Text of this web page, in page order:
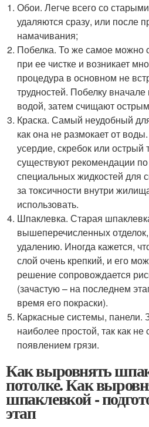
Обои. Легче всего со
удаляются сразу, или после
намачивания;
Побелка. То же самое можно
при ее чистке и возникает
процедура в основном не
трудностей. Побелку
водой, затем счищают
Краска. Самый неудобный
как она не размокает от
усердие, скребок или острый
существуют рекомендации
специальных жидкостей для
за токсичности внутри
использовать.
Шпаклевка. Старая
вышеперечисленных
удалению. Иногда кажется,
слой очень крепкий, и его
решение сопровождается
(зачастую – на последнем
время его покраски).
Каркасные системы, панели.
наиболее простой, так как
появлением грязи.
Как выровнять
потолке. Как
шпаклевкой -
этап